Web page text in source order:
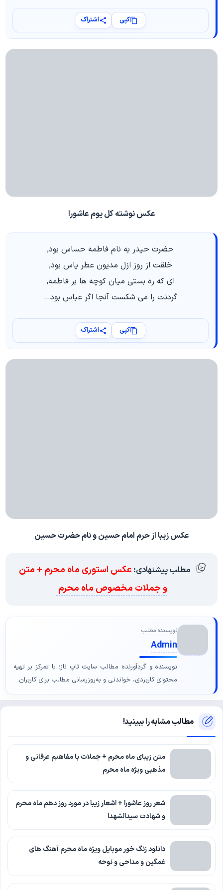
کپی اشتراک
عکس نوشته کل یوم عاشورا
حضرت حیدر به نام فاطمه حساس بود,
خلقت از روز ازل مدیون عطر یاس بود,
ای که ره بستی میان کوچه ها بر فاطمه,
گردنت را می شکست آنجا اگر عباس بود…
کپی اشتراک
عکس زیبا از حرم امام حسین و نام حضرت حسین
مطلب پیشنهادی: عکس استوری ماه محرم + متن
و جملات مخصوص ماه محرم
نویسنده مطلب
Admin
نویسنده و گردآورنده مطالب سایت تاپ ناز؛ با تمرکز بر تهیه
محتوای کاربردی، خواندنی و به‌روزرسانی مطالب برای کاربران.
مطالب مشابه را ببینید!
متن زیبای ماه محرم + جملات با مفاهیم عرفانی و
مذهبی ویژه ماه محرم
شعر روز عاشورا + اشعار زیبا در مورد روز دهم ماه محرم
و شهادت سیدالشهدا
دانلود زنگ خور موبایل ویژه ماه محرم آهنگ های
غمگین و مداحی و نوحه